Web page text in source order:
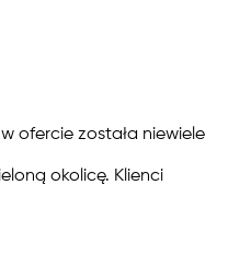
ofercie została niewiele
okolicę. Klienci